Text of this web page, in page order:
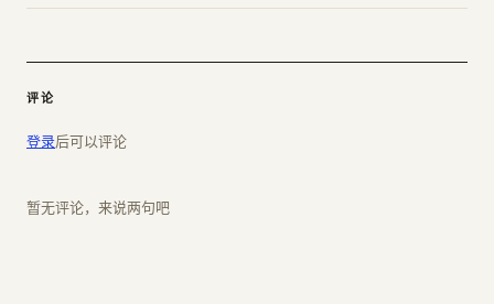
评论
登录后可以评论
暂无评论，来说两句吧